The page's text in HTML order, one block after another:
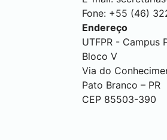
Fone: +55 (46)
Endereço
UTFPR - Campus
Bloco V
Via do
Pato Branco – PR
CEP 85503-390